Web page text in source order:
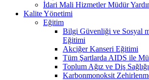
İdari Mali Hizmetler Müdür
Kalite Yönetimi
Eğitim
Bilgi Güvenliği ve Sosyal
Eğitimi
Akciğer Kanseri Eğitimi
Tüm Şartlarda AIDS ile
Toplum Ağız ve Diş Sağlığı
Karbonmonoksit